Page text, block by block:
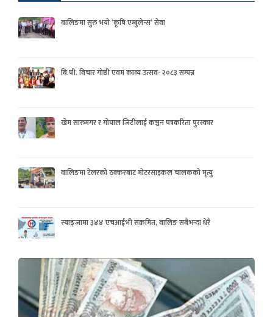
वालिङमा सुरु भयो ‘कृषि एम्बुलेन्स’ सेवा
बि.पी. विचार गोष्ठी एवम काव्य उत्सव- २०८३ सम्पन्न
खेम सारुमगर र गोपाल जिटीलाई कञ्चन पत्रकरिता पुरस्कार
वालिङमा टेलरको ठक्करबाट मोटरसाइकल चालकको मृत्यु
स्याङ्जामा ३४४ एचआईभी संक्रमित, वालिङ सबैभन्दा धेरै